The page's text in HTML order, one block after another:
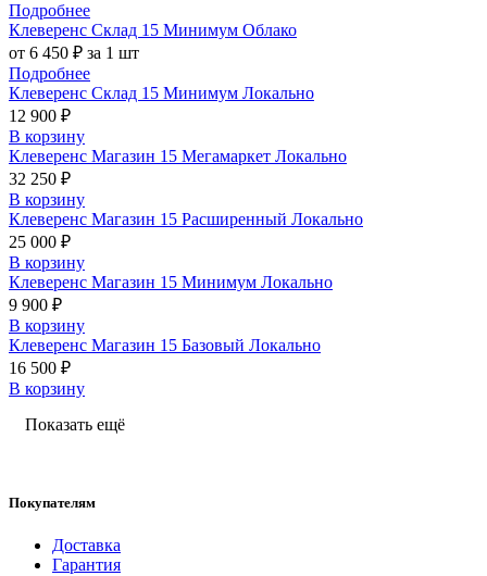
Подробнее
Клеверенс Склад 15 Минимум Облако
от 6 450 ₽ за 1 шт
Подробнее
Клеверенс Склад 15 Минимум Локально
12 900 ₽
В корзину
Клеверенс Магазин 15 Мегамаркет Локально
32 250 ₽
В корзину
Клеверенс Магазин 15 Расширенный Локально
25 000 ₽
В корзину
Клеверенс Магазин 15 Минимум Локально
9 900 ₽
В корзину
Клеверенс Магазин 15 Базовый Локально
16 500 ₽
В корзину
Показать ещё
Покупателям
Доставка
Гарантия